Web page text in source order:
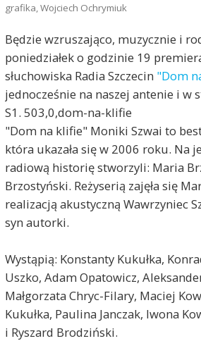
grafika, Wojciech Ochrymiuk
Będzie wzruszająco, muzycznie i
poniedziałek o godzinie 19
słuchowiska Radia Szczecin "Dom
jednocześnie na naszej antenie i w
S1. 503,0,dom-na-klifie
"Dom na klifie" Moniki Szwai to
która ukazała się w 2006 roku. Na
radiową historię stworzyli: Maria
Brzostyński. Reżyserią zajęła się
realizacją akustyczną Wawrzyniec
syn autorki.
Wystąpią: Konstanty Kukułka,
Uszko, Adam Opatowicz,
Małgorzata Chryc-Filary, Maciej
Kukułka, Paulina Janczak, Iwona
i Ryszard Brodziński.